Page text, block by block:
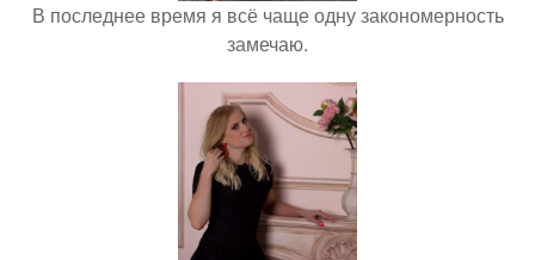
В последнее время я всё чаще одну закономерность
замечаю.